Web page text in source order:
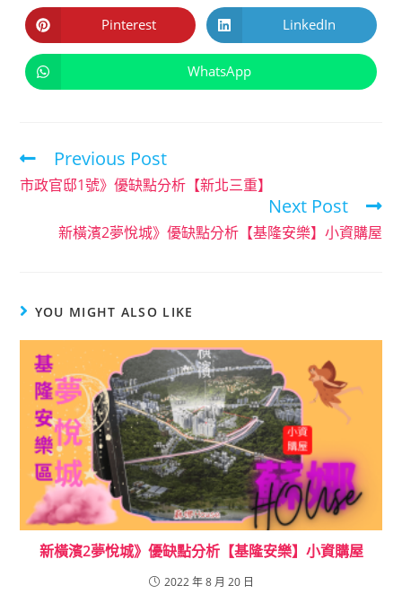
Pinterest LinkedIn
WhatsApp
Previous Post
市政官邸1號》優缺點分析【新北三重】
Next Post
新橫濱2夢悅城》優缺點分析【基隆安樂】小資購屋
YOU MIGHT ALSO LIKE
新橫濱2夢悅城》優缺點分析【基隆安樂】小資購屋
2022 年 8 月 20 日